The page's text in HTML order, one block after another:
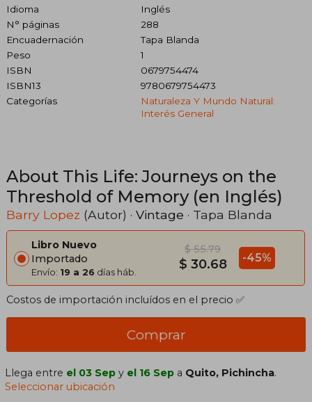
Idioma
Inglés
N° páginas
288
Encuadernación
Tapa Blanda
Peso
1
ISBN
0679754474
ISBN13
9780679754473
Categorías
Naturaleza Y Mundo Natural:
Interés General
About This Life: Journeys on the
Threshold of Memory (en Inglés)
Barry Lopez (Autor) · Vintage · Tapa Blanda
Libro Nuevo
Importado
Envío: 19 a 26 días háb.
$ 55.79
$ 30.68 -45%
Costos de importación incluídos en el precio ✅
Comprar
Llega entre el 03 Sep y el 16 Sep a Quito, Pichincha.
Seleccionar ubicación